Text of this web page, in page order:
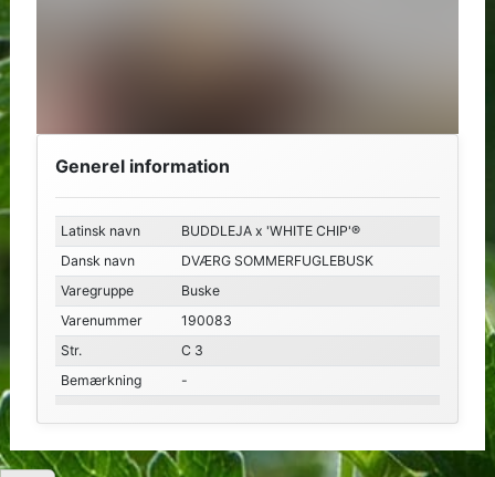
Generel information
Latinsk navn
BUDDLEJA x 'WHITE CHIP'®
Dansk navn
DVÆRG SOMMERFUGLEBUSK
Varegruppe
Buske
Varenummer
190083
Str.
C 3
Bemærkning
-